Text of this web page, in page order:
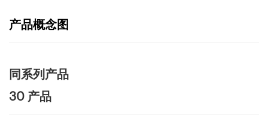
产品概念图
同系列产品
30 产品